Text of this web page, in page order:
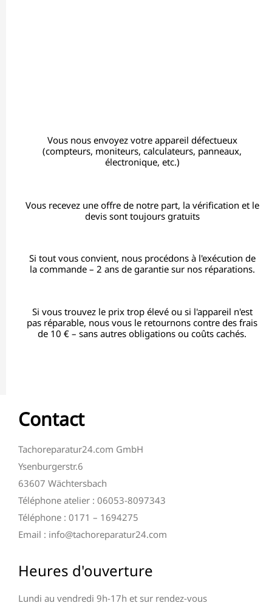
Vous nous envoyez votre appareil défectueux
(compteurs, moniteurs, calculateurs, panneaux,
électronique, etc.)
Vous recevez une offre de notre part, la vérification et le
devis sont toujours gratuits
Si tout vous convient, nous procédons à l'exécution de
la commande – 2 ans de garantie sur nos réparations.
Si vous trouvez le prix trop élevé ou si l'appareil n'est
pas réparable, nous vous le retournons contre des frais
de 10 € – sans autres obligations ou coûts cachés.
Contact
Tachoreparatur24.com GmbH
Ysenburgerstr.6
63607 Wächtersbach
Téléphone atelier : 06053-8097343
Téléphone : 0171 – 1694275
Email : info@tachoreparatur24.com
Heures d'ouverture
Lundi au vendredi 9h-17h et sur rendez-vous